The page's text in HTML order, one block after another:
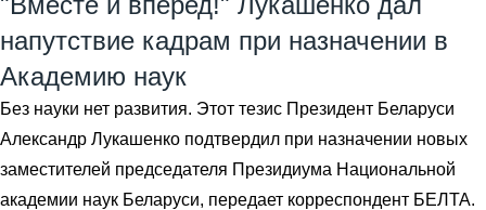
напутствие кадрам при назначении в
Академию наук
Без науки нет развития. Этот тезис Президент Беларуси
Александр Лукашенко подтвердил при назначении новых
заместителей председателя Президиума Национальной
академии наук Беларуси, передает корреспондент БЕЛТА.